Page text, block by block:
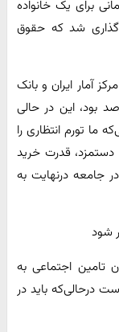
میلیون و ۹۷۹ هزار تومانی برای یک خانواده
۳.۳ نفری برای سال ۱۴۰۱ نرخ‌گذاری شد که حقوق
آمار ایران و بانک
که برای خانوارهای کشور به ٤١,٤ درصد بود، این در حالی
سال ۱۴۰۰ بود درحالی‌که ما تورم انتظاری را
دستمزد، قدرت خرید
جامعه درنهایت به
شود
تامین اجتماعی به
درحالی‌که باید در